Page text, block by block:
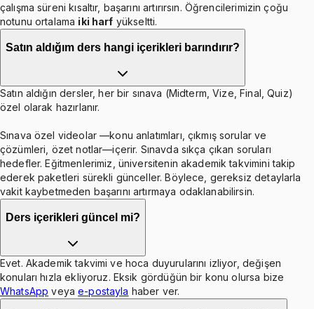
çalışma süreni kısaltır, başarını artırırsın. Öğrencilerimizin çoğu
notunu ortalama iki harf yükseltti.
Satın aldığım ders hangi içerikleri barındırır?
Satın aldığın dersler, her bir sınava (Midterm, Vize, Final, Quiz)
özel olarak hazırlanır.
Sınava özel videolar —konu anlatımları, çıkmış sorular ve
çözümleri, özet notlar—içerir. Sınavda sıkça çıkan soruları
hedefler. Eğitmenlerimiz, üniversitenin akademik takvimini takip
ederek paketleri sürekli günceller. Böylece, gereksiz detaylarla
vakit kaybetmeden başarını artırmaya odaklanabilirsin.
Ders içerikleri güncel mi?
Evet. Akademik takvimi ve hoca duyurularını izliyor, değişen
konuları hızla ekliyoruz. Eksik gördüğün bir konu olursa bize
WhatsApp veya e-postayla haber ver.